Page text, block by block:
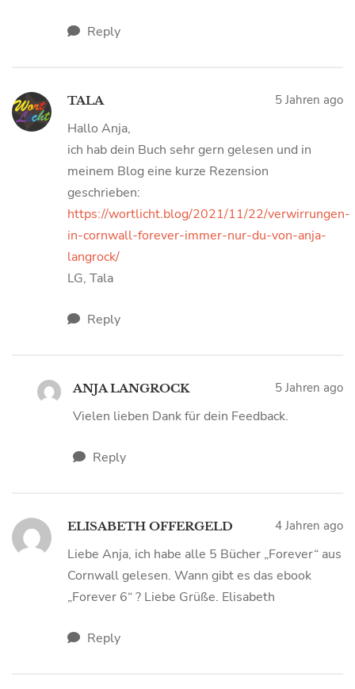
Reply
TALA 5 Jahren ago
Hallo Anja,
ich hab dein Buch sehr gern gelesen und in
meinem Blog eine kurze Rezension
geschrieben:
https://wortlicht.blog/2021/11/22/verwirrungen-
in-cornwall-forever-immer-nur-du-von-anja-
langrock/
LG, Tala
Reply
ANJA LANGROCK 5 Jahren ago
Vielen lieben Dank für dein Feedback.
Reply
ELISABETH OFFERGELD 4 Jahren ago
Liebe Anja, ich habe alle 5 Bücher „Forever“ aus
Cornwall gelesen. Wann gibt es das ebook
„Forever 6“ ? Liebe Grüße. Elisabeth
Reply